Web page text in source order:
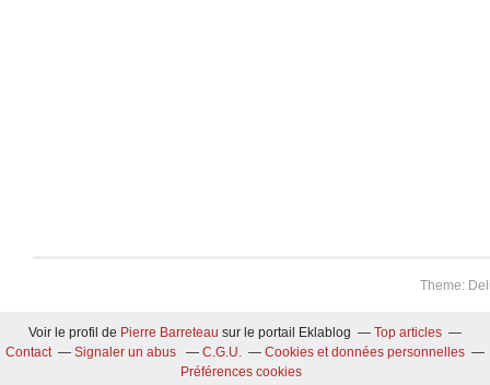
Theme:
Voir le profil de Pierre Barreteau sur le portail Eklablog
Top articles
Contact
Signaler un abus C.G.U.
Cookies et données personnelles
Préférences cookies